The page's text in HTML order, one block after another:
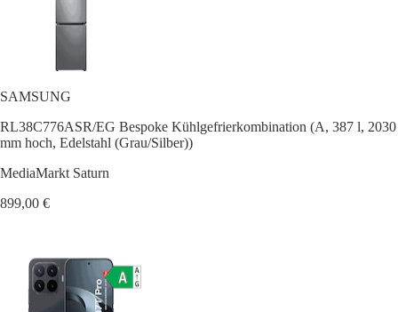
SAMSUNG
RL38C776ASR/EG Bespoke Kühlgefrierkombination (A, 387 l, 2030
mm hoch, Edelstahl (Grau/Silber))
MediaMarkt Saturn
899,00 €